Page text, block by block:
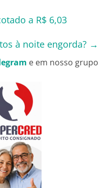
a R$ 6,03
à noite engorda? →
e em nosso grupo